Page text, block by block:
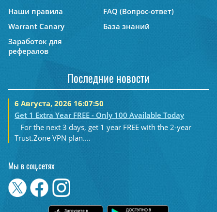
Наши правила
FAQ (Вопрос-ответ)
Warrant Canary
База знаний
Заработок для
рефералов
Последние новости
6 Августа, 2026 16:07:50
Get 1 Extra Year FREE - Only 100 Available Today
For the next 3 days, get 1 year FREE with the 2-year
Trust.Zone VPN plan....
Мы в соц.сетях